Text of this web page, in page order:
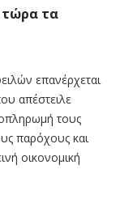
τώρα τα
επανέρχεται
απέστειλε
τους
παρόχους και
οικονομική